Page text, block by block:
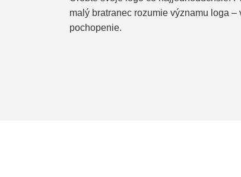
malý bratranec rozumie významu loga
pochopenie.